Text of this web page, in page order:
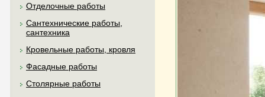
Отделочные работы
Сантехнические работы,
сантехника
Кровельные работы, кровля
Фасадные работы
Столярные работы